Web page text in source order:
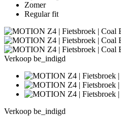
Zomer
Regular fit
Verkoop be_indigd
Verkoop be_indigd